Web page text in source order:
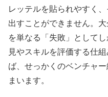
レッテルを貼られやすく
出すことができません。
を単なる「失敗」として
見やスキルを評価する仕
ば、せっかくのベンチャ
まいます。